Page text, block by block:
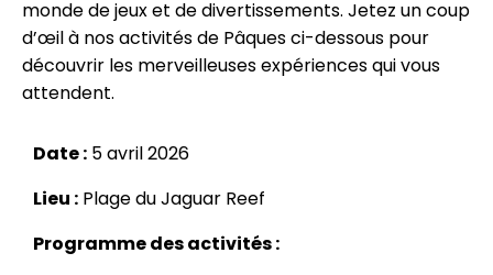
monde de jeux et de divertissements. Jetez un coup
d’œil à nos activités de Pâques ci-dessous pour
découvrir les merveilleuses expériences qui vous
attendent.
Date : 5 avril 2026
Lieu : Plage du Jaguar Reef
Programme des activités :